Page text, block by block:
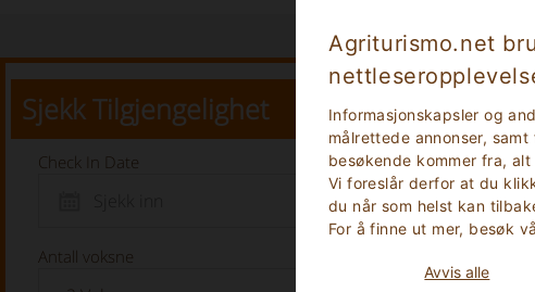
Agriturismo.net
Informasjonskapsler og
målrettede annonser,
besøkende kommer fra,
Vi foreslår derfor at du
du når som helst kan
For å finne ut mer, besøk
Avvis alle
Sjekk Tilgjengelighet
Check In Date
Antall voksne